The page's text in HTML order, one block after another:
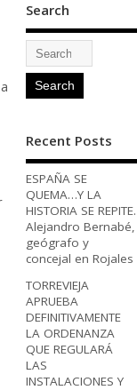
Search
Recent Posts
ESPAÑA SE
QUEMA…Y LA
HISTORIA SE REPITE.
Alejandro Bernabé,
geógrafo y
concejal en Rojales
TORREVIEJA
APRUEBA
DEFINITIVAMENTE
LA ORDENANZA
QUE REGULARÁ
LAS
INSTALACIONES Y